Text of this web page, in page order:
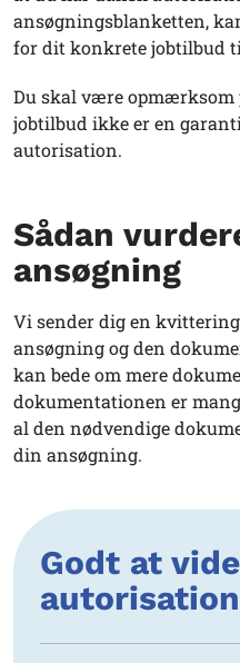
ansøgningsblanketten,
for dit konkrete jobtilbud
Du skal være opmærksom
jobtilbud ikke er en
autorisation.
Sådan
ansøgning
Vi sender dig en
ansøgning og den
kan bede om mere
dokumentationen er
al den nødvendige
din ansøgning.
Godt at
autorisation